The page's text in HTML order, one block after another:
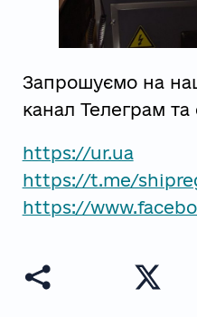
Запрошуємо на
канал Телеграм та
https://ur.ua
https://t.me/
https://